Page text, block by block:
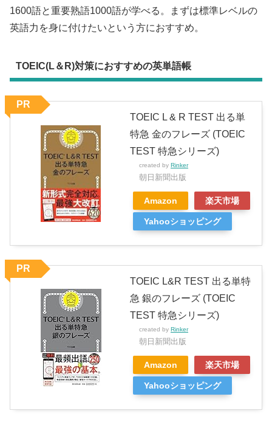
1600語と重要熟語1000語が学べる。まずは標準レベルの
英語力を身に付けたいという方におすすめ。
TOEIC(L＆R)対策におすすめの英単語帳
TOEIC L & R TEST 出る単
特急 金のフレーズ (TOEIC
TEST 特急シリーズ)
created by Rinker
朝日新聞出版
Amazon 楽天市場
Yahooショッピング
PR
TOEIC L&R TEST 出る単特
急 銀のフレーズ (TOEIC
TEST 特急シリーズ)
created by Rinker
朝日新聞出版
Amazon 楽天市場
Yahooショッピング
PR